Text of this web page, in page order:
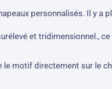
personnalisés. Il y a
et tridimensionnel.,
motif directement sur le